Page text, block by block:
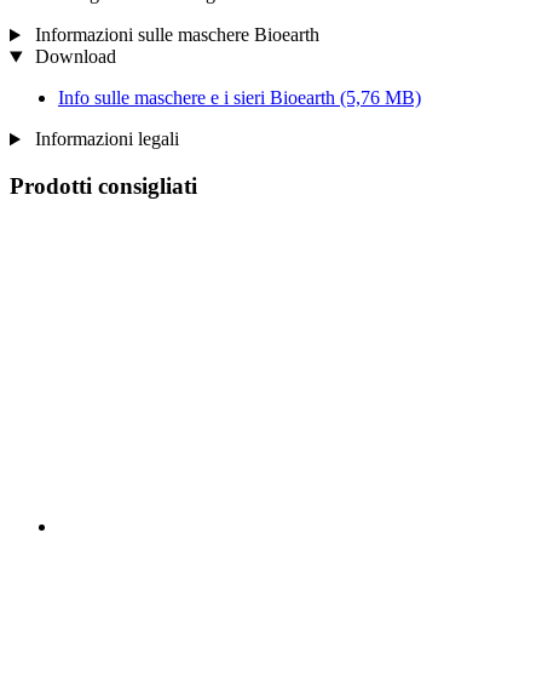
Informazioni sulle maschere Bioearth
Download
Info sulle maschere e i sieri Bioearth (5,76 MB)
Informazioni legali
Prodotti consigliati